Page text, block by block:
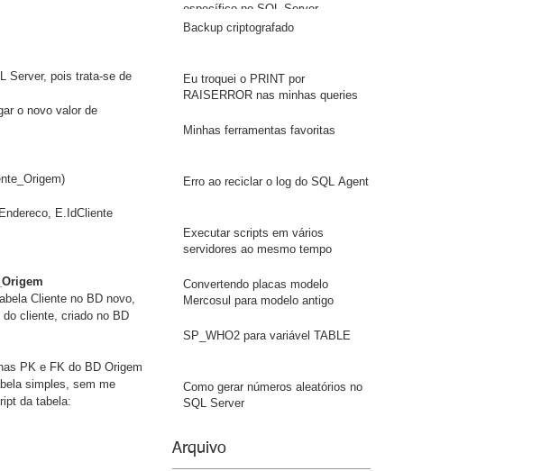
Server, pois trata-se de
o novo valor de
E.IdCliente
Cliente no BD novo,
cliente, criado no BD
PK e FK do BD Origem
simples, sem me
da tabela:
específico no SQL Server
Backup criptografado
Eu troquei o PRINT por
RAISERROR nas minhas queries
Minhas ferramentas favoritas
Erro ao reciclar o log do SQL Agent
Executar scripts em vários
servidores ao mesmo tempo
Convertendo placas modelo
Mercosul para modelo antigo
SP_WHO2 para variável TABLE
Como gerar números aleatórios no
SQL Server
Arquivo